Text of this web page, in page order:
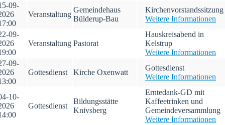
09-
Veranstaltung
Gemeindehaus
Bülderup-Bau
Kirchenvorstandssitzung
Weitere Informationen
09-
Veranstaltung Pastorat
Hauskreisabend in
Kelstrup
Weitere Informationen
09-
Gottesdienst Kirche Oxenwatt
Gottesdienst
Weitere Informationen
10-
Gottesdienst
Bildungsstätte
Knivsberg
Erntedank-GD mit
Kaffeetrinken und
Gemeindeversammlung
Weitere Informationen